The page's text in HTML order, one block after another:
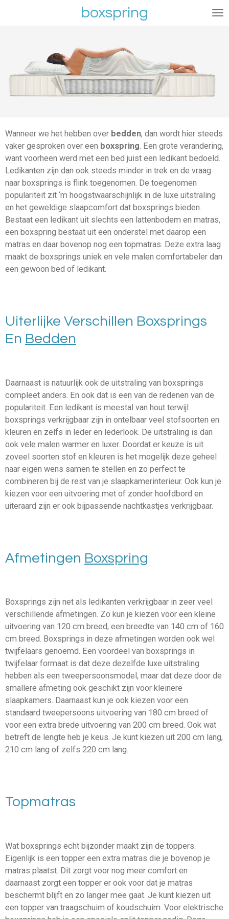
hoofdinhoud
boxspring
Wanneer we het hebben over bedden, dan wordt hier steeds
vaker gesproken over een boxspring. Een grote verandering,
want voorheen werd met een bed juist een ledikant bedoeld.
Ledikanten zijn dan ook steeds minder in trek en de vraag
naar boxsprings is flink toegenomen. De toegenomen
populariteit zit ‘m hoogstwaarschijnlijk in de luxe uitstraling
en het geweldige slaapcomfort dat boxsprings bieden.
Bestaat een ledikant uit slechts een lattenbodem en matras,
een boxspring bestaat uit een onderstel met daarop een
matras en daar bovenop nog een topmatras. Deze extra laag
maakt de boxsprings uniek en vele malen comfortabeler dan
een gewoon bed of ledikant.
Uiterlijke Verschillen Boxsprings
En Bedden
Daarnaast is natuurlijk ook de uitstraling van boxsprings
compleet anders. En ook dat is een van de redenen van de
populariteit. Een ledikant is meestal van hout terwijl
boxsprings verkrijgbaar zijn in ontelbaar veel stofsoorten en
kleuren en zelfs in leder en lederlook. De uitstraling is dan
ook vele malen warmer en luxer. Doordat er keuze is uit
zoveel soorten stof en kleuren is het mogelijk deze geheel
naar eigen wens samen te stellen en zo perfect te
combineren bij de rest van je slaapkamerinterieur. Ook kun je
kiezen voor een uitvoering met of zonder hoofdbord en
uiteraard zijn er ook bijpassende nachtkastjes verkrijgbaar.
Afmetingen Boxspring
Boxsprings zijn net als ledikanten verkrijgbaar in zeer veel
verschillende afmetingen. Zo kun je kiezen voor een kleine
uitvoering van 120 cm breed, een breedte van 140 cm of 160
cm breed. Boxsprings in deze afmetingen worden ook wel
twijfelaars genoemd. Een voordeel van boxsprings in
twijfelaar formaat is dat deze dezelfde luxe uitstraling
hebben als een tweepersoonsmodel, maar dat deze door de
smallere afmeting ook geschikt zijn voor kleinere
slaapkamers. Daarnaast kun je ook kiezen voor een
standaard tweepersoons uitvoering van 180 cm breed of
voor een extra brede uitvoering van 200 cm breed. Ook wat
betreft de lengte heb je keus. Je kunt kiezen uit 200 cm lang,
210 cm lang of zelfs 220 cm lang.
Topmatras
Wat boxsprings echt bijzonder maakt zijn de toppers.
Eigenlijk is een topper een extra matras die je bovenop je
matras plaatst. Dit zorgt voor nog meer comfort en
daarnaast zorgt een topper er ook voor dat je matras
beschermt blijft en zo langer mee gaat. Je kunt kiezen uit
een topper van traagschuim of koudschuim. Voor elektrische